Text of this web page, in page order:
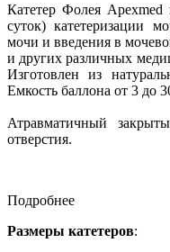
Катетер Фолея Apexmed
суток) катетеризации
мочи и введения в
и других различных
Изготовлен из
Емкость баллона от 3 до
Атравматичный
отверстия.
Подробнее
Размеры катетеров: